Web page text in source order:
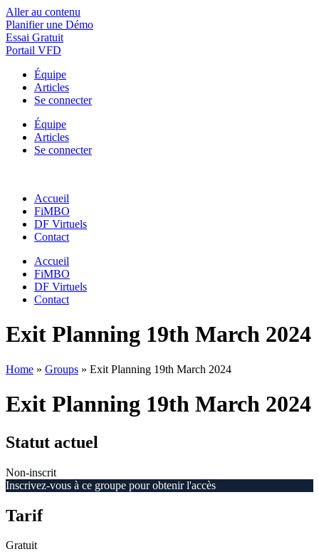
Aller au contenu
Planifier une Démo
Essai Gratuit
Portail VFD
Équipe
Articles
Se connecter
Équipe
Articles
Se connecter
Accueil
FiMBO
DF Virtuels
Contact
Accueil
FiMBO
DF Virtuels
Contact
Exit Planning 19th March 2024
Home » Groups » Exit Planning 19th March 2024
Exit Planning 19th March 2024
Statut actuel
Non-inscrit
Inscrivez-vous à ce groupe pour obtenir l'accès
Tarif
Gratuit